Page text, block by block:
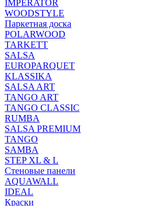
IMPERATOR
WOODSTYLE
Паркетная доска
POLARWOOD
TARKETT
SALSA
EUROPARQUET
KLASSIKA
SALSA ART
TANGO ART
TANGO CLASSIC
RUMBA
SALSA PREMIUM
TANGO
SAMBA
STEP XL & L
Стеновые панели
AQUAWALL
IDEAL
Краски